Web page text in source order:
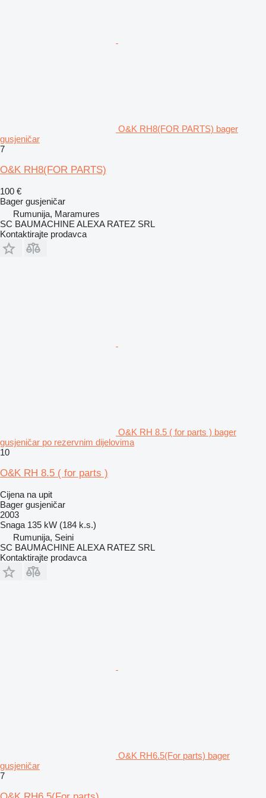
O&K RH8(FOR PARTS) bager
gusjeničar
7
O&K RH8(FOR PARTS)
100 €
Bager gusjeničar
Rumunija, Maramures
SC BAUMACHINE ALEXA RATEZ SRL
Kontaktirajte prodavca
O&K RH 8.5 ( for parts ) bager
gusjeničar po rezervnim dijelovima
10
O&K RH 8.5 ( for parts )
Cijena na upit
Bager gusjeničar
2003
Snaga 135 kW (184 k.s.)
Rumunija, Seini
SC BAUMACHINE ALEXA RATEZ SRL
Kontaktirajte prodavca
O&K RH6.5(For parts) bager
gusjeničar
7